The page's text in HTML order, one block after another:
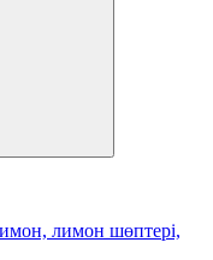
лимон шөптері,